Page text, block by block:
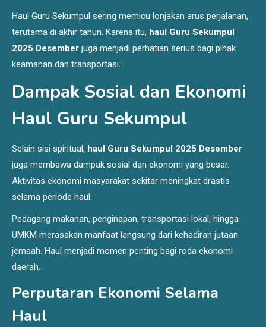
Haul Guru Sekumpul sering memicu lonjakan arus perjalanan,
terutama di akhir tahun. Karena itu, haul Guru Sekumpul
2025 Desember juga menjadi perhatian serius bagi pihak
keamanan dan transportasi.
Dampak Sosial dan Ekonomi
Haul Guru Sekumpul
Selain sisi spiritual, haul Guru Sekumpul 2025 Desember
juga membawa dampak sosial dan ekonomi yang besar.
Aktivitas ekonomi masyarakat sekitar meningkat drastis
selama periode haul.
Pedagang makanan, penginapan, transportasi lokal, hingga
UMKM merasakan manfaat langsung dari kehadiran jutaan
jemaah. Haul menjadi momen penting bagi roda ekonomi
daerah.
Perputaran Ekonomi Selama
Haul